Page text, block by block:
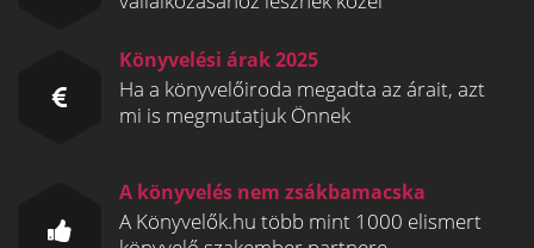
Könyvelési árak 2025
Ha a könyvelőiroda megadta az árait, azt
mi is megmutatjuk Önnek
A könyvelés nem zsákbamacska
A Könyvelők.hu több mint 1000 elismert